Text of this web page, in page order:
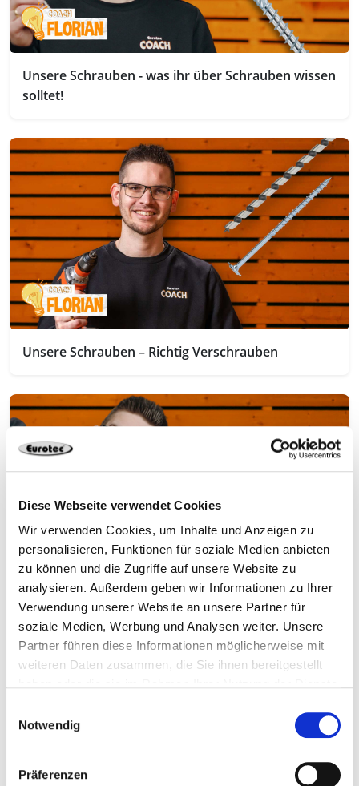
Diese Webseite verwendet Cookies
Wir verwenden Cookies, um Inhalte und Anzeigen zu
personalisieren, Funktionen für soziale Medien anbieten
zu können und die Zugriffe auf unsere Website zu
analysieren. Außerdem geben wir Informationen zu Ihrer
Verwendung unserer Website an unsere Partner für
soziale Medien, Werbung und Analysen weiter. Unsere
Partner führen diese Informationen möglicherweise mit
weiteren Daten zusammen, die Sie ihnen bereitgestellt
Notwendig
Präferenzen
Unsere Schrauben - was ihr über Schrauben wissen
solltet!
Unsere Schrauben – Richtig Verschrauben
Q&A Special – ich beantworte eure Fragen